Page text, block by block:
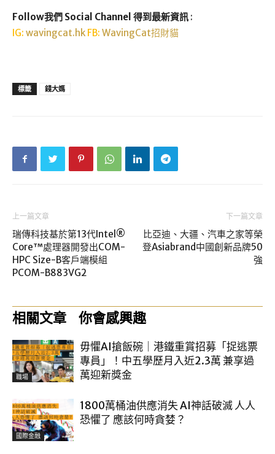
Follow我們 Social Channel 得到最新資訊 :
IG: wavingcat.hk FB: WavingCat招財貓
標籤 錢大媽
上一篇文章
瑞傳科技基於第13代Intel®
Core™處理器開發出COM-
HPC Size-B客戶端模組
PCOM-B883VG2
下一篇文章
比亞迪、大疆、汽車之家等榮
登Asiabrand中國創新品牌50
強
相關文章 你會感興趣
職場
毋懼AI搶飯碗｜港鐵重賞招募「捉逃票
專員」！中五學歷月入近2.3萬 兼享過
萬迎新獎金
國際金融
1800萬桶油供應消失 AI神話破滅 人人
恐懼了 應該何時貪婪？